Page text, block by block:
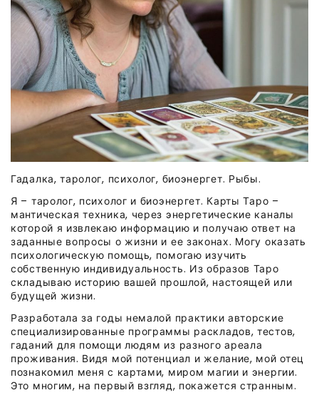
Гадалка, таролог, психолог, биоэнергет. Рыбы.
Я – таролог, психолог и биоэнергет. Карты Таро –
мантическая техника, через энергетические каналы
которой я извлекаю информацию и получаю ответ на
заданные вопросы о жизни и ее законах. Могу оказать
психологическую помощь, помогаю изучить
собственную индивидуальность. Из образов Таро
складываю историю вашей прошлой, настоящей или
будущей жизни.
Разработала за годы немалой практики авторские
специализированные программы раскладов, тестов,
гаданий для помощи людям из разного ареала
проживания. Видя мой потенциал и желание, мой отец
познакомил меня с картами, миром магии и энергии.
Это многим, на первый взгляд, покажется странным.